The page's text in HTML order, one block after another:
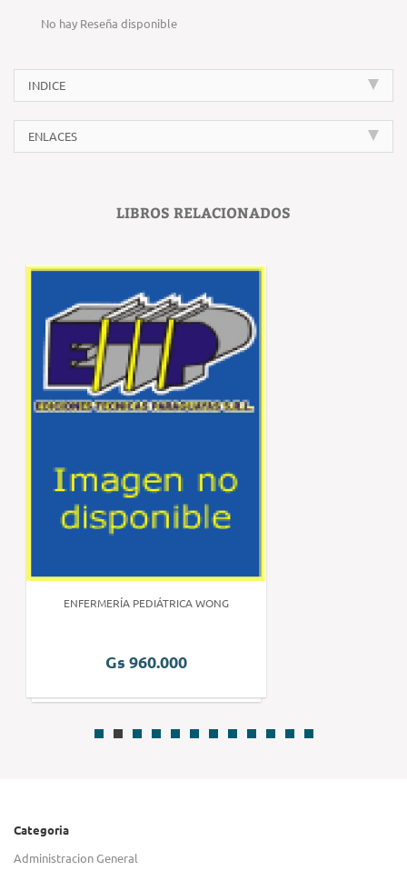
No hay Reseña disponible
INDICE
ENLACES
LIBROS RELACIONADOS
ENFERMERÍA PEDIÁTRICA WONG
Gs 960.000
Categoria
Administracion General